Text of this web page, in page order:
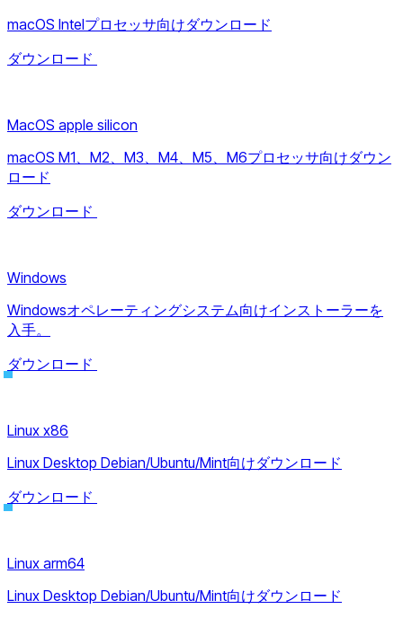
macOS Intelプロセッサ向けダウンロード
ダウンロード
MacOS apple silicon
macOS M1、M2、M3、M4、M5、M6プロセッサ向けダウン
ロード
ダウンロード
Windows
Windowsオペレーティングシステム向けインストーラーを
入手。
ダウンロード
Linux x86
Linux Desktop Debian/Ubuntu/Mint向けダウンロード
ダウンロード
Linux arm64
Linux Desktop Debian/Ubuntu/Mint向けダウンロード